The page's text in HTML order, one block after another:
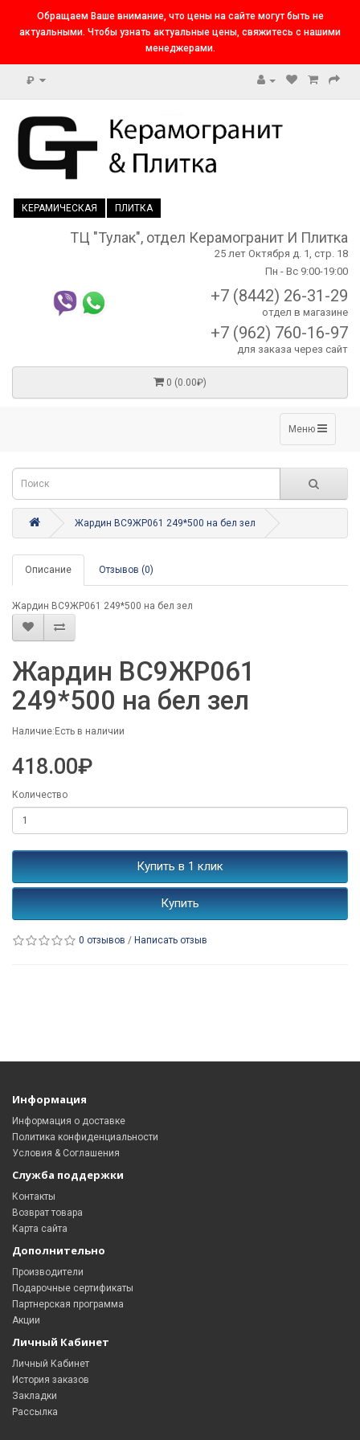
Обращаем Ваше внимание, что цены на сайте могут быть не
актуальными. Чтобы узнать актуальные цены, свяжитесь с нашими
менеджерами.
₽
КЕРАМИЧЕСКАЯ ПЛИТКА
ТЦ "Тулак", отдел Керамогранит И Плитка
25 лет Октября д. 1, стр. 18
Пн - Вс 9:00-19:00
+7 (8442) 26-31-29
отдел в магазине
+7 (962) 760-16-97
для заказа через сайт
0 (0.00₽)
Меню
Жардин ВС9ЖР061 249*500 на бел зел
Описание Отзывов (0)
Жардин ВС9ЖР061 249*500 на бел зел
Жардин ВС9ЖР061
249*500 на бел зел
Наличие:Есть в наличии
418.00₽
Количество
Купить в 1 клик
Купить
0 отзывов / Написать отзыв
Информация
Информация о доставке
Политика конфиденциальности
Условия & Соглашения
Служба поддержки
Контакты
Возврат товара
Карта сайта
Дополнительно
Производители
Подарочные сертификаты
Партнерская программа
Акции
Личный Кабинет
Личный Кабинет
История заказов
Закладки
Рассылка